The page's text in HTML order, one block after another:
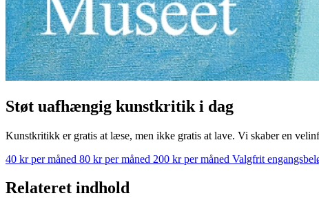
Støt uafhængig kunstkritik i dag
Kunstkritikk er gratis at læse, men ikke gratis at lave. Vi skaber en
40 kr per måned 80 kr per måned 200 kr per måned Valgfrit
Relateret indhold